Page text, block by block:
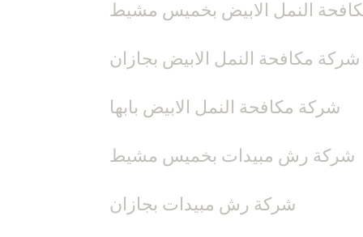
النمل الابيض بخميس مشيط
شركة مكافحة النمل الابيض بجازان
شركة مكافحة النمل الابيض بابها
شركة رش مبيدات بخميس مشيط
شركة رش مبيدات بجازان